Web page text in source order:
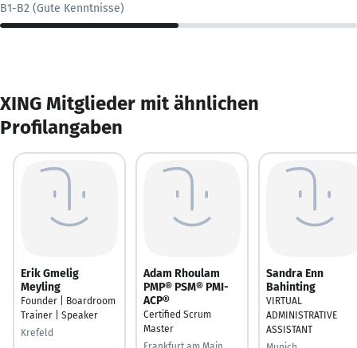
B1-B2 (Gute Kenntnisse)
XING Mitglieder mit ähnlichen
Profilangaben
Erik Gmelig
Meyling
Founder | Boardroom
Trainer | Speaker
Krefeld
Adam Rhoulam
PMP® PSM® PMI-
ACP®
Certified Scrum
Master
Sandra Enn
Bahinting
VIRTUAL
ADMINISTRATIVE
ASSISTANT